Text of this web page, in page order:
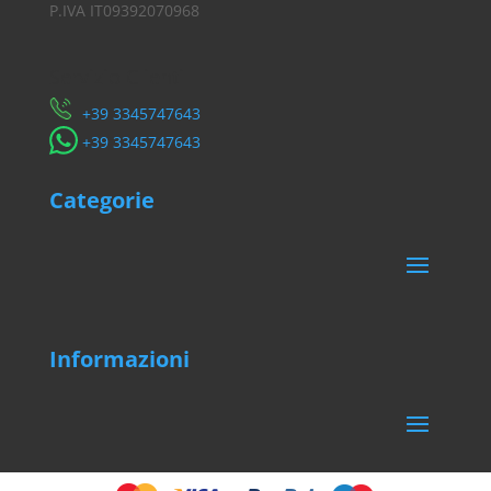
P.IVA IT09392070968
​+39 3345747643
​+39 3345747643
Categorie
Informazioni